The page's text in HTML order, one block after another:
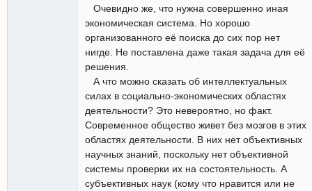
Очевидно же, что нужна совершенно иная
экономическая система. Но хорошо
организованного её поиска до сих пор нет
нигде. Не поставлена даже такая задача для её
решения.
А что можно сказать об интеллектуальных
силах в социально-экономических областях
деятельности? Это невероятно, но факт.
Современное общество живет без мозгов в этих
областях деятельности. В них нет объективных
научных знаний, поскольку нет объективной
системы проверки их на состоятельность. А
субъективных наук (кому что нравится или не